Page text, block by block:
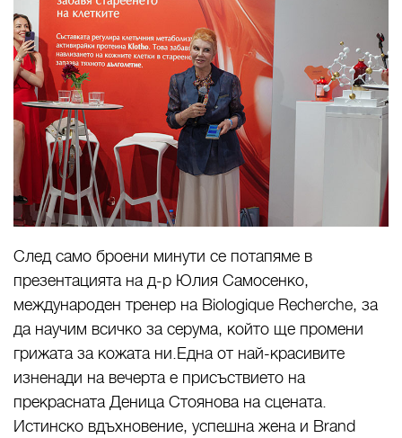
След само броени минути се потапяме в
презентацията на д-р Юлия Самосенко,
международен тренер на Biologique Recherche, за
да научим всичко за серума, който ще промени
грижата за кожата ни.Една от най-красивите
изненади на вечерта е присъствието на
прекрасната Деница Стоянова на сцената.
Истинско вдъхновение, успешна жена и Brand